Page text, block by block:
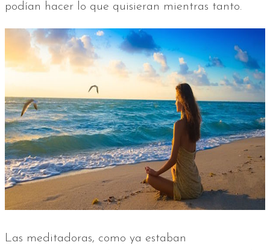
podían hacer lo que quisieran mientras tanto.
Las meditadoras, como ya estaban